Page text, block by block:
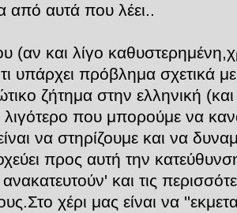
από αυτά που λέει..
(αν και λίγο
υπάρχει πρόβλημα σχετικά
ζήτημα στην ελληνική
λιγότερο που μπορούμε να
να στηρίζουμε και να
προς αυτή την
και τις
χέρι μας είναι να